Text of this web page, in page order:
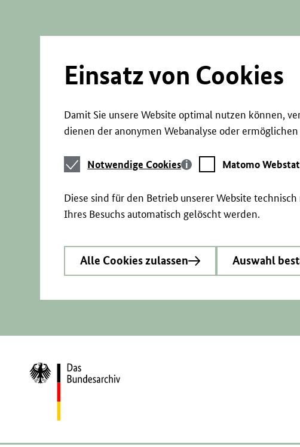
Einsatz von Cookies
Damit Sie unsere Website optimal nutzen können,
dienen der anonymen Webanalyse oder
Notwendige
Cookies
Notwendige Cookies
Matomo
Webstatistik
Matomo
Diese sind für den Betrieb unserer Website
Ihres Besuchs automatisch gelöscht werden.
Alle Cookies zulassen Auswahl
Zur
Startseite